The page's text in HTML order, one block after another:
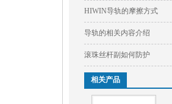
HIWIN导轨的摩擦方式
导轨的相关内容介绍
滚珠丝杆副如何防护
相关产品